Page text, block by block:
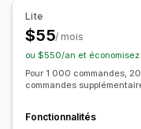
Devises multiples
Synchronisation
Détails des
Synchronisation des
Lite
$55/ mois
ou $550/an et économisez
Pour 1 000 commandes,
commandes
Fonctionnalités